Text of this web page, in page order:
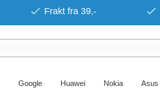
Frakt fra 39,-
Google Huawei Nokia Asus